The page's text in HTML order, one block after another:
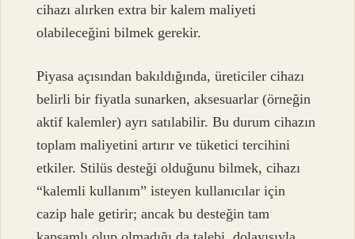
cihazı alırken extra bir kalem maliyeti
olabileceğini bilmek gerekir.
Piyasa açısından bakıldığında, üreticiler cihazı
belirli bir fiyatla sunarken, aksesuarlar (örneğin
aktif kalemler) ayrı satılabilir. Bu durum cihazın
toplam maliyetini artırır ve tüketici tercihini
etkiler. Stilüs desteği olduğunu bilmek, cihazı
“kalemli kullanım” isteyen kullanıcılar için
cazip hale getirir; ancak bu desteğin tam